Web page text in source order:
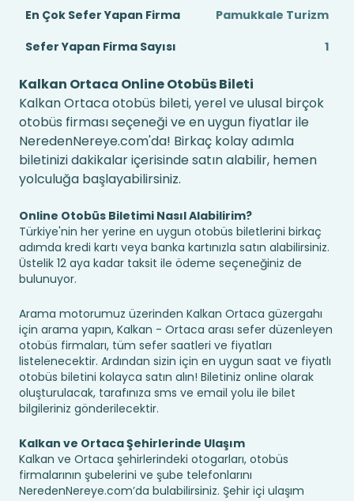
En Çok Sefer Yapan Firma
Pamukkale Turizm
Sefer Yapan Firma Sayısı
1
Kalkan Ortaca Online Otobüs Bileti
Kalkan Ortaca otobüs bileti, yerel ve ulusal birçok
otobüs firması seçeneği ve en uygun fiyatlar ile
NeredenNereye.com'da! Birkaç kolay adımla
biletinizi dakikalar içerisinde satın alabilir, hemen
yolculuğa başlayabilirsiniz.
Online Otobüs Biletimi Nasıl Alabilirim?
Türkiye'nin her yerine en uygun otobüs biletlerini birkaç
adımda kredi kartı veya banka kartınızla satın alabilirsiniz.
Üstelik 12 aya kadar taksit ile ödeme seçeneğiniz de
bulunuyor.
Arama motorumuz üzerinden Kalkan Ortaca güzergahı
için arama yapın, Kalkan - Ortaca arası sefer düzenleyen
otobüs firmaları, tüm sefer saatleri ve fiyatları
listelenecektir. Ardından sizin için en uygun saat ve fiyatlı
otobüs biletini kolayca satın alın! Biletiniz online olarak
oluşturulacak, tarafınıza sms ve email yolu ile bilet
bilgileriniz gönderilecektir.
Kalkan ve Ortaca Şehirlerinde Ulaşım
Kalkan ve Ortaca şehirlerindeki otogarları, otobüs
firmalarının şubelerini ve şube telefonlarını
NeredenNereye.com’da bulabilirsiniz. Şehir içi ulaşım